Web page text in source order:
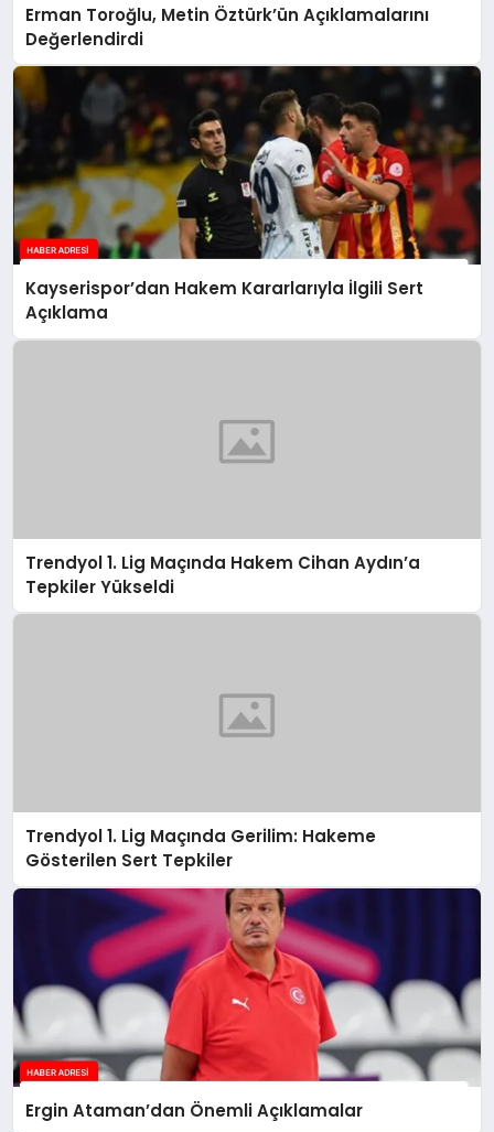
Erman Toroğlu, Metin Öztürk’ün Açıklamalarını
Değerlendirdi
Kayserispor’dan Hakem Kararlarıyla İlgili Sert
Açıklama
Trendyol 1. Lig Maçında Hakem Cihan Aydın’a
Tepkiler Yükseldi
Trendyol 1. Lig Maçında Gerilim: Hakeme
Gösterilen Sert Tepkiler
Ergin Ataman’dan Önemli Açıklamalar